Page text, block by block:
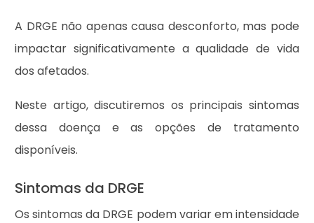
A DRGE não apenas causa desconforto, mas pode
impactar significativamente a qualidade de vida
dos afetados.
Neste artigo, discutiremos os principais sintomas
dessa doença e as opções de tratamento
disponíveis.
Sintomas da DRGE
Os sintomas da DRGE podem variar em intensidade